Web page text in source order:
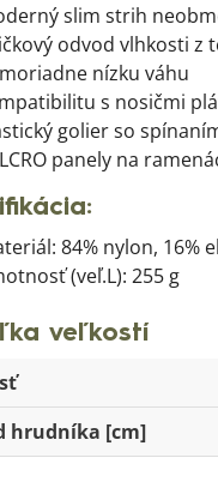
slim strih
odvod vlhkosti z
nízku váhu
s nosičmi
golier so
panely na
84% nylon, 16%
(veľ.L): 255 g
veľkostí
hrudníka [cm]